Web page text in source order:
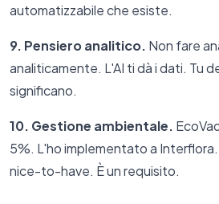
automatizzabile che esiste.
9. Pensiero analitico. Non fare
analiticamente. L'AI ti dà i dati. Tu
significano.
10. Gestione ambientale.
5%. L'ho implementato a Interflora.
nice-to-have. È un requisito.